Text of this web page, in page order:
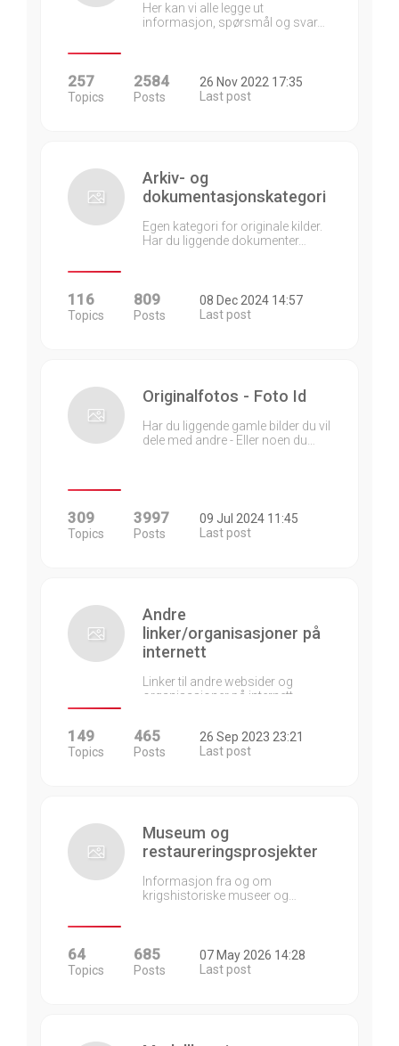
Her kan vi alle legge ut
informasjon, spørsmål og svar…
257
Topics
2584
Posts
26 Nov 2022 17:35
Last post
Arkiv- og
dokumentasjonskategori
Egen kategori for originale kilder.
Har du liggende dokumenter…
116
Topics
809
Posts
08 Dec 2024 14:57
Last post
Originalfotos - Foto Id
Har du liggende gamle bilder du vil
dele med andre - Eller noen du…
309
Topics
3997
Posts
09 Jul 2024 11:45
Last post
Andre
linker/organisasjoner på
internett
Linker til andre websider og
organisasjoner på internett…
149
Topics
465
Posts
26 Sep 2023 23:21
Last post
Museum og
restaureringsprosjekter
Informasjon fra og om
krigshistoriske museer og…
64
Topics
685
Posts
07 May 2026 14:28
Last post